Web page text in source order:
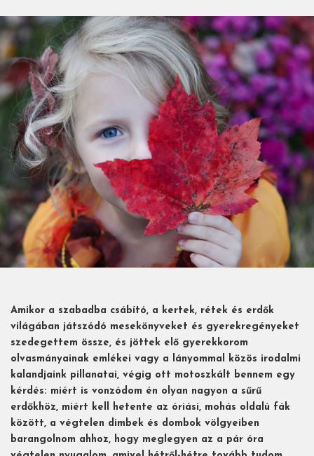
Amikor a szabadba csábító, a kertek, rétek és erdők
világában játszódó mesekönyveket és gyerekregényeket
szedegettem össze, és jöttek elő gyerekkorom
olvasmányainak emlékei vagy a lányommal közös irodalmi
kalandjaink pillanatai, végig ott motoszkált bennem egy
kérdés: miért is vonzódom én olyan nagyon a sűrű
erdőkhöz, miért kell hetente az óriási, mohás oldalú fák
között, a végtelen dimbek és dombok völgyeiben
barangolnom ahhoz, hogy meglegyen az a pár óra